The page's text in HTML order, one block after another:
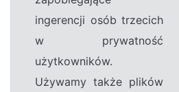
ingerencji osób trzecich
w prywatność
użytkowników.
Używamy także plików